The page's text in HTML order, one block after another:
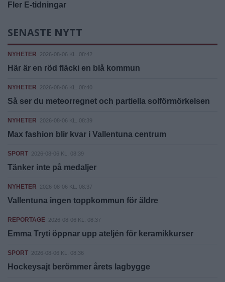
Fler E-tidningar
SENASTE NYTT
NYHETER 2026-08-06 KL. 08:42
Här är en röd fläcki en blå kommun
NYHETER 2026-08-06 KL. 08:40
Så ser du meteorregnet och partiella solförmörkelsen
NYHETER 2026-08-06 KL. 08:39
Max fashion blir kvar i Vallentuna centrum
SPORT 2026-08-06 KL. 08:39
Tänker inte på medaljer
NYHETER 2026-08-06 KL. 08:37
Vallentuna ingen toppkommun för äldre
REPORTAGE 2026-08-06 KL. 08:37
Emma Tryti öppnar upp ateljén för keramikkurser
SPORT 2026-08-06 KL. 08:36
Hockeysajt berömmer årets lagbygge